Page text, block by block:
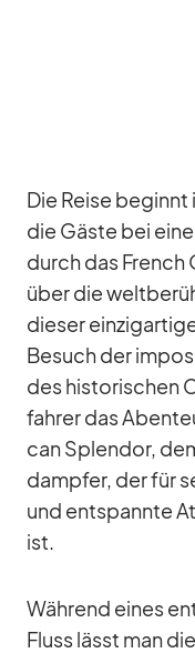
Die Reise be­ginnt
die Gäste bei
durch das French
über die
die­ser
Be­such der
des his­to­ri­schen
fah­rer das
can Sple­ndor,
damp­fer, der für
und ent­spannte
ist.
Wäh­rend ei­nes
Fluss lässt man